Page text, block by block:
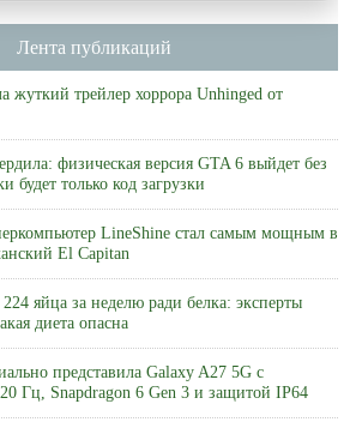
Лента публикаций
жуткий трейлер хоррора Unhinged от
физическая версия GTA 6 выйдет без
будет только код загрузки
LineShine стал самым мощным в
El Capitan
яйца за неделю ради белка: эксперты
диета опасна
представила Galaxy A27 5G с
Гц, Snapdragon 6 Gen 3 и защитой IP64